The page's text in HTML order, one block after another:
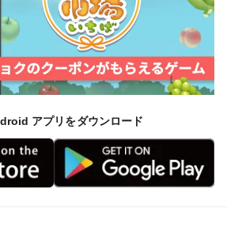
れんこんになります。
食感や味を楽しんでください。
: : : : : : : : : : : : :
届けに日数がかかる場合がありま
べく早く発送致します。
アプリをダウンロード